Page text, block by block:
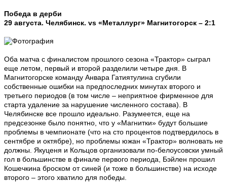
Победа в дерби
29 августа. Челябинск. vs «Металлург» Магнитогорск – 2:1
Оба матча с финалистом прошлого сезона «Трактор» сыграл
еще летом, первый и второй разделили четыре дня. В
Магнитогорске команду Анвара Гатиятулина сгубили
собственные ошибки на предпоследних минутах второго и
третьего периодов (в том числе – неприятное фирменное для
старта удаление за нарушение численного состава). В
Челябинске все прошло идеально. Разумеется, еще на
предсезонке было понятно, что у «Магнитки» будут большие
проблемы в чемпионате (что на сто процентов подтвердилось в
сентябре и октябре), но проблемы южан «Трактор» волновать не
должны. Якуценя и Кольцов организовали по-белоусовски умный
гол в большинстве в финале первого периода, Бэйлен прошил
Кошечкина броском от синей (и тоже в большинстве) на исходе
второго – этого хватило для победы.